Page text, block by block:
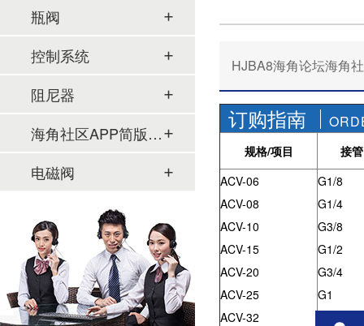
HJBA8海角论坛海角社
订购指南
规格/项目
接
ACV-06
ACV-08
ACV-10
ACV-15
ACV-20
ACV-25
ACV-32
G1/8
G1/4
G3/8
G1/2
G3/4
G1
瓶阀
控制系统
阻尼器
海角社区APP简版下载及管件
电磁阀